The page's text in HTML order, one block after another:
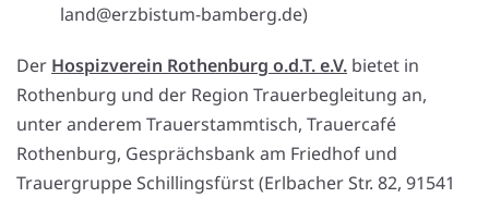
land@erzbistum-bamberg.de)
Der Hospizverein Rothenburg o.d.T. e.V. bietet in
Rothenburg und der Region Trauerbegleitung an,
unter anderem Trauerstammtisch, Trauercafé
Rothenburg, Gesprächsbank am Friedhof und
Trauergruppe Schillingsfürst (Erlbacher Str. 82, 91541